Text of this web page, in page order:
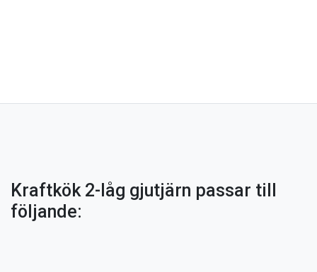
Kraftkök 2-låg gjutjärn passar till
följande: